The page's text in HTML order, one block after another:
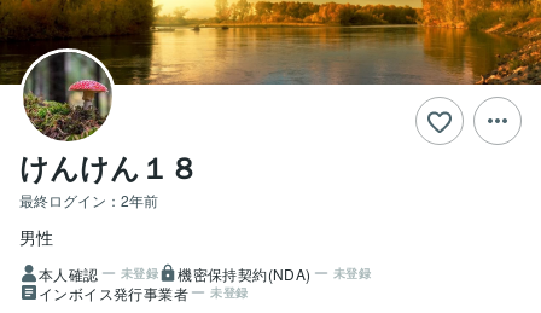
けんけん１８
最終ログイン： 2年前
男性
本人確認 未登録 機密保持契約(NDA) 未登録
インボイス発行事業者 未登録